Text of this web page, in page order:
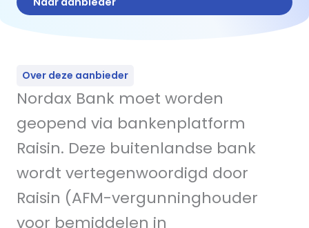
Over deze aanbieder
Nordax Bank moet worden
geopend via bankenplatform
Raisin. Deze buitenlandse bank
wordt vertegenwoordigd door
Raisin (AFM-vergunninghouder
voor bemiddelen in